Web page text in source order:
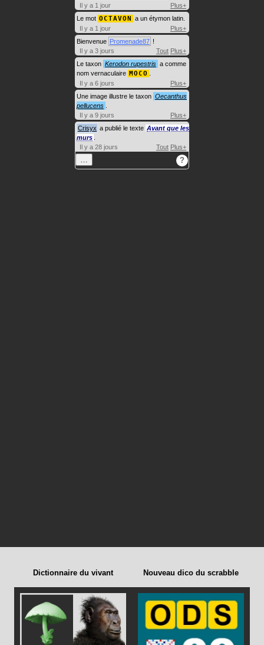
Il y a 1 jour
Plus+
Le mot OCTAVON a un étymon latin.
Il y a 1 jour
Plus+
Bienvenue Promenade87 !
Il y a 3 jours
Tout Plus+
Le taxon Kerodon rupestris a comme
nom vernaculaire MOCO
Il y a 6 jours
Plus+
Une image illustre le taxon Oecanthus
pellucens
Il y a 9 jours
Plus+
Crisyx a publié le texte Avant que les
murs
Il y a 28 jours
Tout Plus+
?
Dictionnaire du vivant Nouveau dico du scrabble